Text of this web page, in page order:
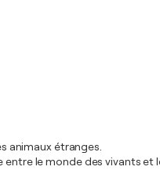
animaux étranges.
le monde des vivants